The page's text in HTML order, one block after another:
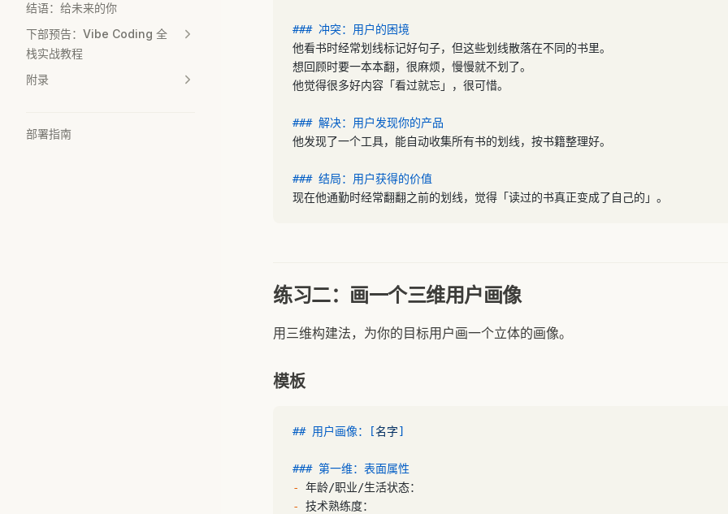
结语：给未来的你
下部预告：Vibe Coding 全
栈实战教程
附录
部署指南
### 冲突：用户的困境
他看书时经常划线标记好句子，但这些划线散落在不同的书里。
想回顾时要一本本翻，很麻烦，慢慢就不划了。
他觉得很多好内容「看过就忘」，很可惜。
### 解决：用户发现你的产品
他发现了一个工具，能自动收集所有书的划线，按书籍整理好。
### 结局：用户获得的价值
现在他通勤时经常翻翻之前的划线，觉得「读过的书真正变成了自己的」。
练习二：画一个三维用户画像
用三维构建法，为你的目标用户画一个立体的画像。
模板
## 用户画像：[名字]
### 第一维：表面属性
-
年龄/职业/生活状态：
-
技术熟练度：